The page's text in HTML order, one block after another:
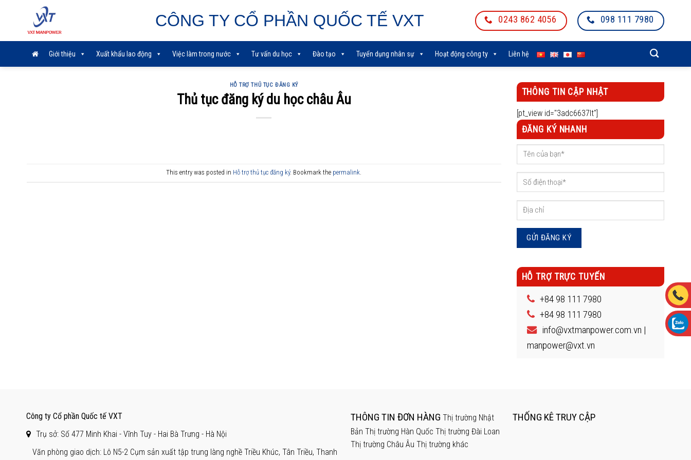
CÔNG TY CỔ PHẦN QUỐC TẾ VXT 0243 862 4056 098 111 7980
Giới thiệu Xuất khẩu lao động Việc làm trong nước Tư vấn du học Đào tạo Tuyển dụng nhân sự Hoạt động công ty Liên hệ
HỖ TRỢ THỦ TỤC ĐĂNG KÝ
Thủ tục đăng ký du học châu Âu
This entry was posted in Hỗ trợ thủ tục đăng ký. Bookmark the permalink
THÔNG TIN CẬP NHẬT
[pt_view id="3adc6637lt"]
ĐĂNG KÝ NHANH
HỖ TRỢ TRỰC TUYẾN
+84 98 111 7980
+84 98 111 7980
info@vxtmanpower.com.vn |
manpower@vxt.vn
Công ty Cổ phần Quốc tế VXT
Trụ sở: Số 477 Minh Khai - Vĩnh Tuy - Hai Bà Trưng - Hà Nội
Văn phòng giao dịch: Lô N5-2 Cụm sản xuất tập trung làng nghề Triều Khúc, Tân Triều, Thanh
THÔNG TIN ĐƠN HÀNG Thị trường Nhật
Bản Thị trường Hàn Quốc Thị trường Đài Loan
Thị trường Châu Âu Thị trường khác
THỐNG KÊ TRUY CẬP